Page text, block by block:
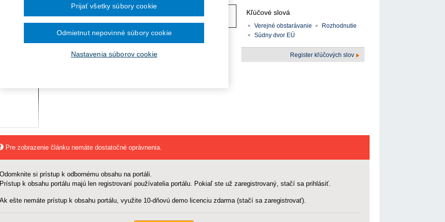
žiadostí o dotácie
pre zhotovenie analýzy
dunajského
December 2024
September 2024
August 2024
Júl 2024
Jún 2024
Február 2024
Október 2023
September 2023
Kľúčové slová
Verejné obstarávanie
Rozhodnutie
Súdny dvor EÚ
Register kľúčových slov
vydania
Názov účastníka
Téma
Pre zobrazenie článku nemáte dostatočné oprávnenia.
Odomknite si prístup k odbornému obsahu na portáli.
Prístup k obsahu portálu majú len registrovaní používatelia portálu. Pokiaľ ste už zaregistrovaný, stačí sa prihlásiť.
Ak ešte nemáte prístup k obsahu portálu, využite 10-dňovú demo licenciu zdarma (stačí sa zaregistrovať).
Nastavenia súborov cookie
Odmietnut nepovinné súbory cookie
Prijať všetky súbory cookie